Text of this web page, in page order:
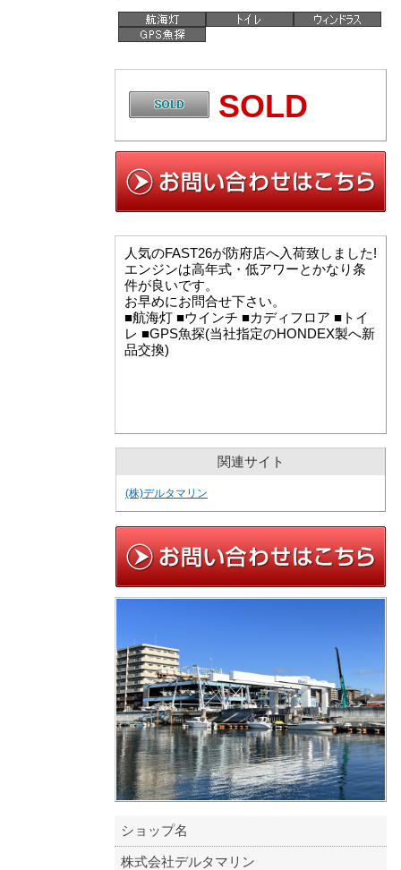
SOLD
人気のFAST26が防府店へ入荷致しました!
エンジンは高年式・低アワーとかなり条
件が良いです。
お早めにお問合せ下さい。
■航海灯 ■ウインチ ■カディフロア ■トイ
レ ■GPS魚探(当社指定のHONDEX製へ新
品交換)
関連サイト
(株)デルタマリン
ショップ名
株式会社デルタマリン